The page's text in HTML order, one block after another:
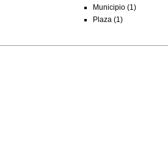
Municipio (1)
Plaza (1)